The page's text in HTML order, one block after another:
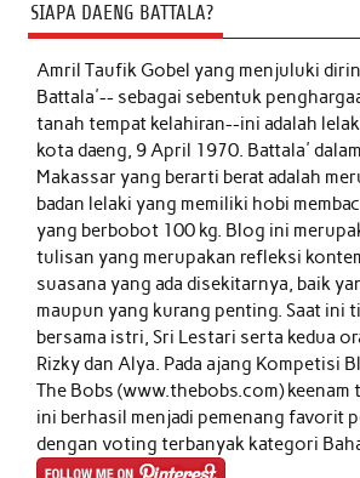
SIAPA DAENG BATTALA?
Amril Taufik Gobelyang menjuluki
Battala'-- sebagai sebentuk
tanah tempat kelahiran--ini adalah
kota daeng, 9 April 1970. Battala'
Makassar yang berarti berat adalah
badan lelaki yang memiliki hobi
yang berbobot 100 kg. Blog ini
tulisan yang merupakan refleksi
suasana yang ada disekitarnya, baik
maupun yang kurang penting. Saat ini
bersama istri, Sri Lestari serta kedua
Rizky dan Alya. Pada ajang Kompetisi
The Bobs (www.thebobs.com)
ini berhasil menjadi pemenang favorit
dengan voting terbanyak kategori